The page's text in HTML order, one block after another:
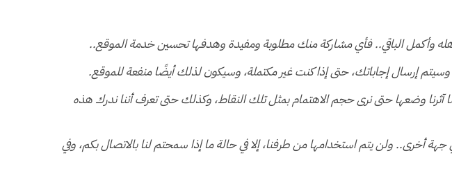
وأكمل الباقي.. فأي مشاركة منك مطلوبة ومفيدة وهدفها تحسين خدمة الموقع..
إرسال إجاباتك، حتى إذا كنت غير مكتملة، وسيكون لذلك أيضًا منفعة للموقع.
آثرنا وضعها حتى نرى حجم الاهتمام بمثل تلك النقاط، وكذلك حتى تعرف أننا ندرك هذه
أخرى.. ولن يتم استخدامها من طرفنا، إلا في حالة ما إذا سمحتم لنا بالاتصال بكم، وفي